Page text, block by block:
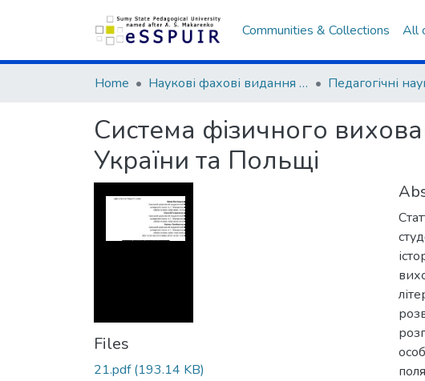
Communities & Collections All
Home Наукові фахові видання СумДПУ
Система фізичного
України та Польщі
Files
21.pdf(193.14 KB)